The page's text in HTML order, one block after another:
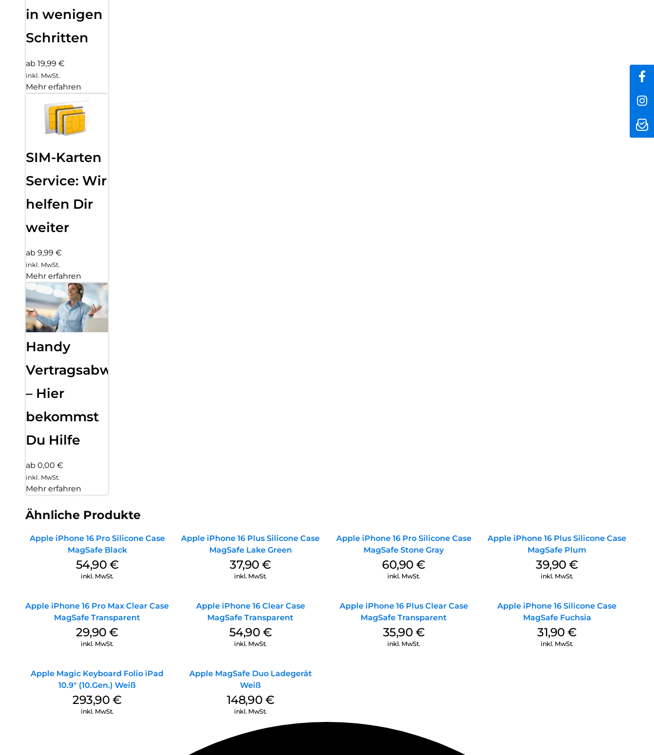
in wenigen
Schritten
ab 19,99 €
inkl. MwSt.
Mehr erfahren
SIM-Karten
Service: Wir
helfen Dir
weiter
ab 9,99 €
inkl. MwSt.
Mehr erfahren
Handy
Vertragsabwicklung
– Hier
bekommst
Du Hilfe
ab 0,00 €
inkl. MwSt.
Mehr erfahren
Ähnliche Produkte
Apple iPhone 16 Pro Silicone Case
MagSafe Black
54,90 €
inkl. MwSt.
Apple iPhone 16 Plus Silicone Case
MagSafe Lake Green
37,90€
inkl. MwSt.
Apple iPhone 16 Pro Silicone Case
MagSafe Stone Gray
60,90€
inkl. MwSt.
Apple iPhone 16 Plus Silicone Case
MagSafe Plum
39,90€
inkl. MwSt.
Apple iPhone 16 Pro Max Clear Case
MagSafe Transparent
29,90€
inkl. MwSt.
Apple iPhone 16 Clear Case
MagSafe Transparent
54,90 €
inkl. MwSt.
Apple iPhone 16 Plus Clear Case
MagSafe Transparent
35,90 €
inkl. MwSt.
Apple iPhone 16 Silicone Case
MagSafe Fuchsia
31,90€
inkl. MwSt.
Apple Magic Keyboard Folio iPad
10.9″ (10.Gen.) Weiß
293,90€
inkl. MwSt.
Apple MagSafe Duo Ladegerät
Weiß
148,90 €
inkl. MwSt.